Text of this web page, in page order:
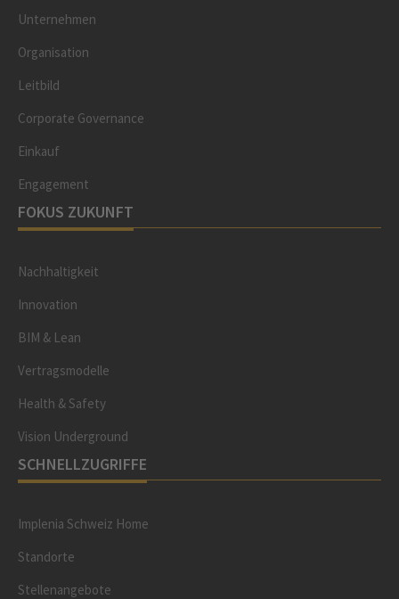
Unternehmen
Organisation
Leitbild
Corporate Governance
Einkauf
Engagement
FOKUS ZUKUNFT
Nachhaltigkeit
Innovation
BIM & Lean
Vertragsmodelle
Health & Safety
Vision Underground
SCHNELLZUGRIFFE
Implenia Schweiz Home
Standorte
Stellenangebote